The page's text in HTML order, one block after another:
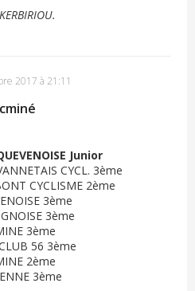
2017 à 21:11
Junior
CYCL. 3ème
CYCLISME 2ème
3ème
3ème
3ème
56 3ème
2ème
3ème